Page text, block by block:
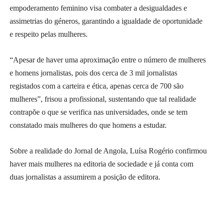
empoderamento feminino visa combater a desigualdades e
assimetrias do géneros, garantindo a igualdade de oportunidade
e respeito pelas mulheres.
“Apesar de haver uma aproximação entre o número de mulheres
e homens jornalistas, pois dos cerca de 3 mil jornalistas
registados com a carteira e ética, apenas cerca de 700 são
mulheres”, frisou a profissional, sustentando que tal realidade
contrapõe o que se verifica nas universidades, onde se tem
constatado mais mulheres do que homens a estudar.
Sobre a realidade do Jornal de Angola, Luísa Rogério confirmou
haver mais mulheres na editoria de sociedade e já conta com
duas jornalistas a assumirem a posição de editora.